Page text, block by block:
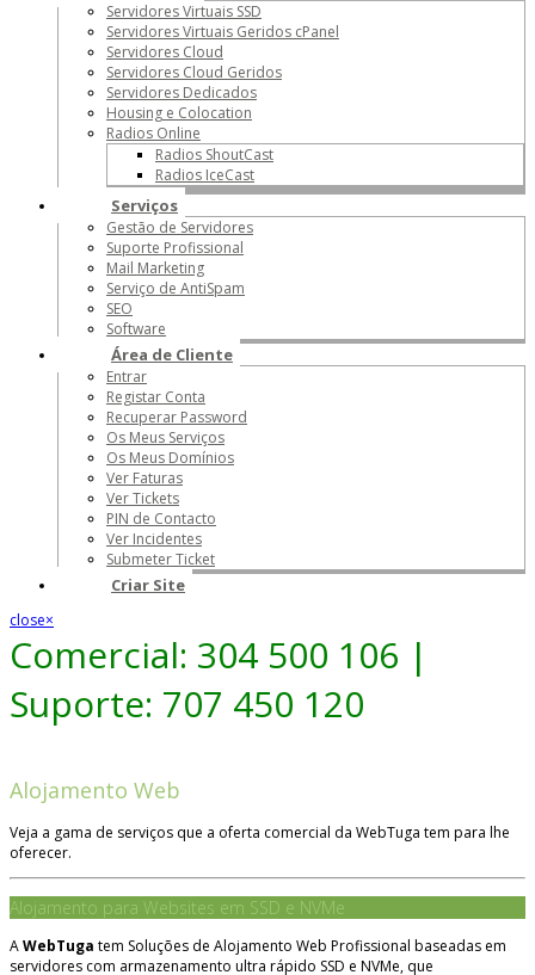
Servidores Virtuais SSD
Servidores Virtuais Geridos cPanel
Servidores Cloud
Servidores Cloud Geridos
Servidores Dedicados
Housing e Colocation
Radios Online
Radios ShoutCast
Radios IceCast
Serviços
Gestão de Servidores
Suporte Profissional
Mail Marketing
Serviço de AntiSpam
SEO
Software
Área de Cliente
Entrar
Registar Conta
Recuperar Password
Os Meus Serviços
Os Meus Domínios
Ver Faturas
Ver Tickets
PIN de Contacto
Ver Incidentes
Submeter Ticket
Criar Site
close×
Comercial: 304 500 106 |
Suporte: 707 450 120
Alojamento Web
Veja a gama de serviços que a oferta comercial da WebTuga tem para lhe
oferecer.
Alojamento para Websites em SSD e NVMe
AWebTuga tem Soluções de Alojamento Web Profissional baseadas em
servidores com armazenamento ultra rápido SSD e NVMe, que